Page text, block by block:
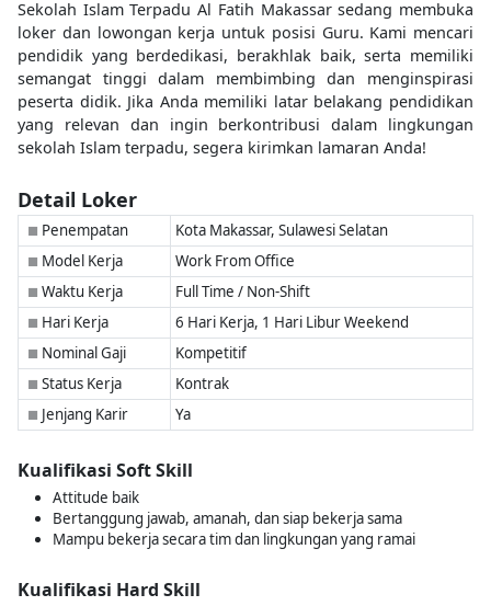
Sekolah Islam Terpadu Al Fatih Makassar sedang membuka
loker dan lowongan kerja untuk posisi Guru. Kami mencari
pendidik yang berdedikasi, berakhlak baik, serta memiliki
semangat tinggi dalam membimbing dan menginspirasi
peserta didik. Jika Anda memiliki latar belakang pendidikan
yang relevan dan ingin berkontribusi dalam lingkungan
sekolah Islam terpadu, segera kirimkan lamaran Anda!
Detail Loker
■ Penempatan Kota Makassar, Sulawesi Selatan
■ Model Kerja Work From Office
■ Waktu Kerja Full Time / Non-Shift
■ Hari Kerja 6 Hari Kerja, 1 Hari Libur Weekend
■ Nominal Gaji Kompetitif
■ Status Kerja Kontrak
■ Jenjang Karir Ya
Kualifikasi Soft Skill
Attitude baik
Bertanggung jawab, amanah, dan siap bekerja sama
Mampu bekerja secara tim dan lingkungan yang ramai
Kualifikasi Hard Skill